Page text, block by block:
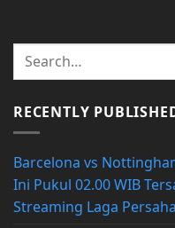
RECENTLY
Barcelona vs
Ini Pukul 02.00 WIB
Streaming Laga